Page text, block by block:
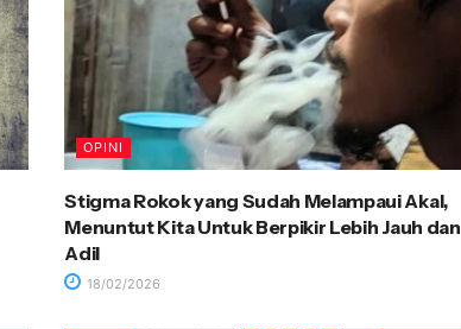
OPINI
Stigma Rokok yang Sudah Melampaui Akal,
Menuntut Kita Untuk Berpikir Lebih Jauh dan
Adil
18/02/2026